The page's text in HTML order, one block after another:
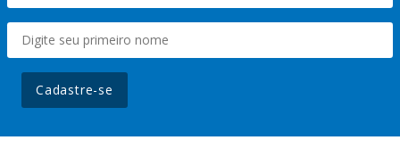
Cadastre-se